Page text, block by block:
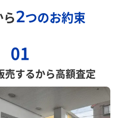
2つのお約束
01
売するから高額査定